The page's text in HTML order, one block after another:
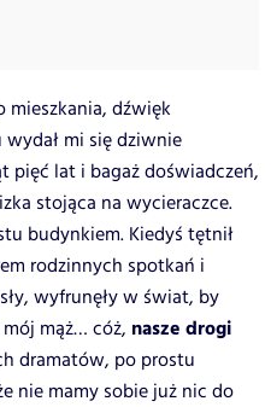
mieszkania, dźwięk
mi się dziwnie
pięć lat i bagaż doświadczeń,
stojąca na wycieraczce.
budynkiem. Kiedyś tętnił
rodzinnych spotkań i
wyfrunęły w świat, by
mój mąż… cóż, nasze drogi
dramatów, po prostu
nie mamy sobie już nic do